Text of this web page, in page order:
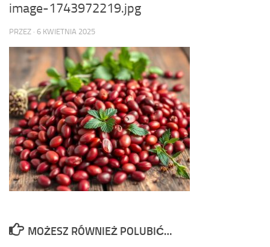
image-1743972219.jpg
PRZEZ · 6 KWIETNIA 2025
MOŻESZ RÓWNIEŻ POLUBIĆ…